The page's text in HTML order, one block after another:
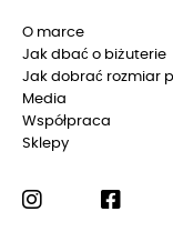
O marce
Jak dbać o biżuterie
Jak dobrać rozmiar
Media
Współpraca
Sklepy